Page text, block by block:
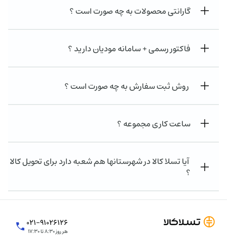
گارانتی محصولات به چه صورت است ؟
فاکتور رسمی + سامانه مودیان دارید ؟
روش ثبت سفارش به چه صورت است ؟
ساعت کاری مجموعه ؟
آیا تسلا کالا در شهرستانها هم شعبه دارد برای تحویل کالا
؟
۰۲۱-۹۱۰۲۶۱۲۶
هر روز ۸:۳۰ تا ۱۷:۳۰